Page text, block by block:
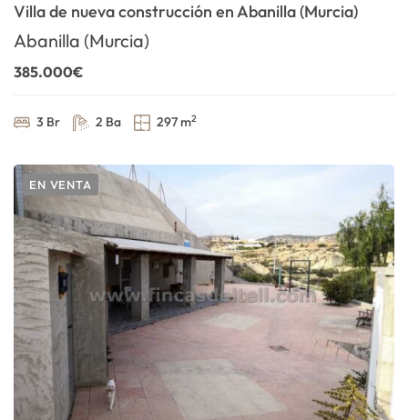
Villa de nueva construcción en Abanilla (Murcia)
Abanilla (Murcia)
385.000€
3 Br 2 Ba 297 m2
EN VENTA